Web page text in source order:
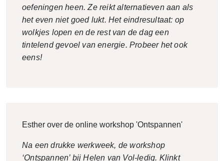
oefeningen heen. Ze reikt alternatieven aan als
het even niet goed lukt. Het eindresultaat: op
wolkjes lopen en de rest van de dag een
tintelend gevoel van energie. Probeer het ook
eens!
Esther over de online workshop 'Ontspannen'
Na een drukke werkweek, de workshop
‘Ontspannen’ bij Helen van Vol-ledig. Klinkt